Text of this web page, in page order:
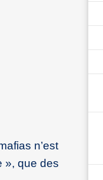
n’est
», que des